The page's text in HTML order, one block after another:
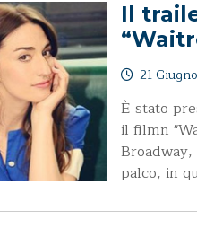
Il
21
È stato
il filmn
palco, in